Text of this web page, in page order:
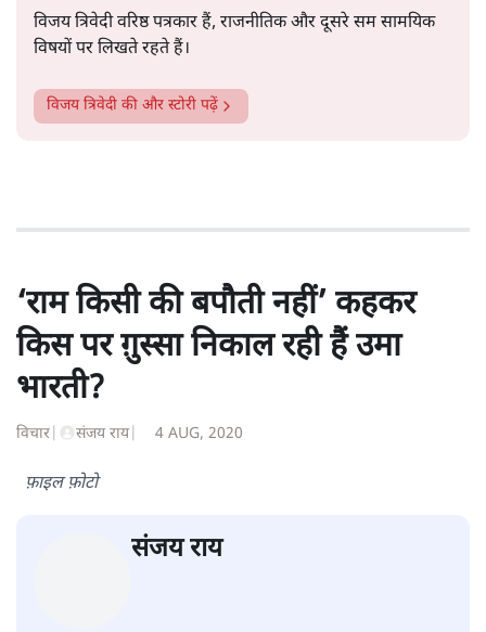
विजय त्रिवेदी वरिष्ठ पत्रकार हैं, राजनीतिक और दूसरे सम सामयिक
विषयों पर लिखते रहते हैं।
विजय त्रिवेदी की और स्टोरी पढ़ें
‘राम किसी की बपौती नहीं’ कहकर
किस पर ग़ुस्सा निकाल रही हैं उमा
भारती?
विचार संजय राय| 4 AUG, 2020